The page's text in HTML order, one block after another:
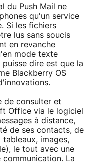
du Push Mail ne
qu'un service
Si les fichiers
lus sans soucis
en revanche
mode texte
dire est que la
Blackberry OS
de consulter et
Office via le logiciel
à distance,
de ses contacts, de
tableaux, images,
le tout avec une
La